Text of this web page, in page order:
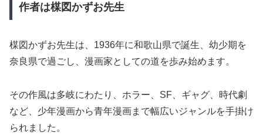
作者は楳図かずお先生
楳図かずお先生は、1936年に和歌山県で誕生、幼少期を
奈良県で過ごし、漫画家としての道を歩み始めます。
その作風は多岐にわたり、ホラー、SF、ギャグ、時代劇
など、少年漫画から青年漫画まで幅広いジャンルを手掛け
られました。